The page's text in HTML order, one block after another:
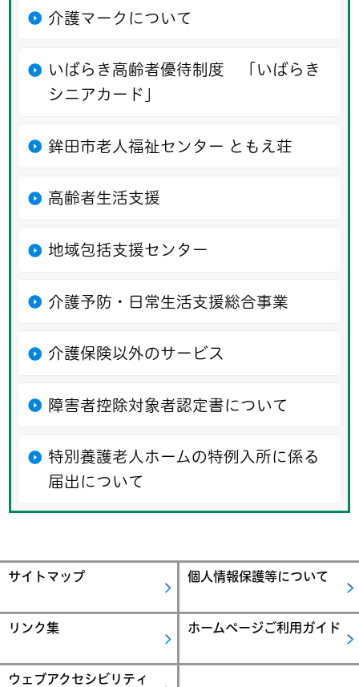
介護マークについて
いばらき高齢者優待制度 「いばらき
シニアカード」
鉾田市老人福祉センター ともえ荘
高齢者生活支援
地域包括支援センター
介護予防・日常生活支援総合事業
介護保険以外のサービス
障害者控除対象者認定書について
特別養護老人ホームの特例入所に係る
届出について
サイトマップ 個人情報保護等について
リンク集 ホームページご利用ガイド
ウェブアクセシビリティ